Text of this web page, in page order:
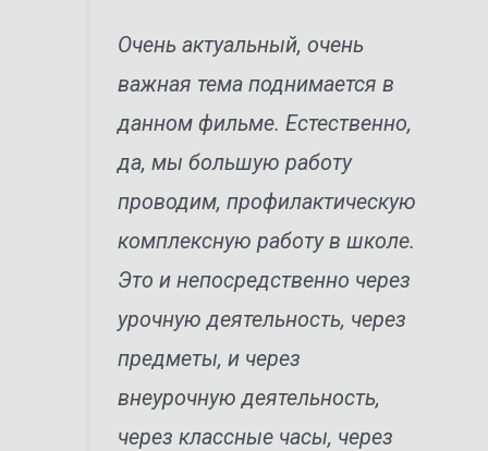
Очень актуальный, очень
важная тема поднимается в
данном фильме. Естественно,
да, мы большую работу
проводим, профилактическую
комплексную работу в школе.
Это и непосредственно через
урочную деятельность, через
предметы, и через
внеурочную деятельность,
через классные часы, через